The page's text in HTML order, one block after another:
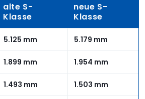
alte S-
Klasse
neue S-
Klasse
5.125 mm 5.179 mm
1.899 mm 1.954 mm
1.493 mm 1.503 mm